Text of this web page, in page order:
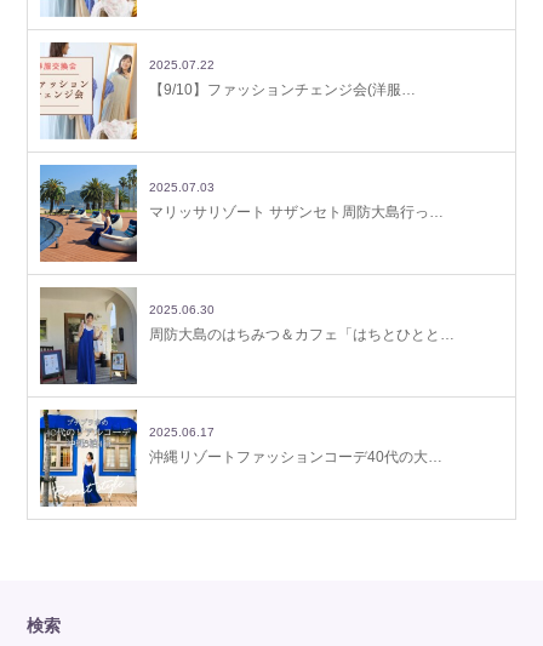
2025.07.22
【9/10】ファッションチェンジ会(洋服…
2025.07.03
マリッサリゾート サザンセト周防大島行っ…
2025.06.30
周防大島のはちみつ＆カフェ「はちとひとと…
2025.06.17
沖縄リゾートファッションコーデ40代の大…
検索